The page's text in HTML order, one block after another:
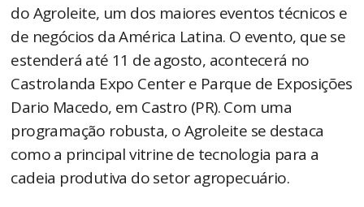
do Agroleite, um dos maiores eventos técnicos e
de negócios da América Latina. O evento, que se
estenderá até 11 de agosto, acontecerá no
Castrolanda Expo Center e Parque de Exposições
Dario Macedo, em Castro (PR). Com uma
programação robusta, o Agroleite se destaca
como a principal vitrine de tecnologia para a
cadeia produtiva do setor agropecuário.